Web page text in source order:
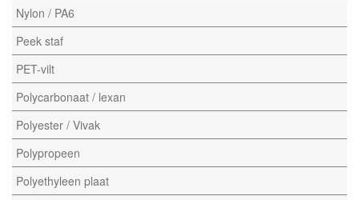
Nylon / PA6
Peek staf
PET-vilt
Polycarbonaat / lexan
Polyester / Vivak
Polypropeen
Polyethyleen plaat